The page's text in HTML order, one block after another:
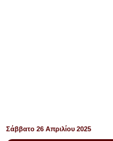
Σάββατο 26 Απριλίου 2025